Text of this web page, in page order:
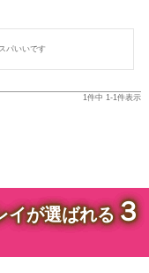
パいいです
1件中 1-1件表示
イが選ばれる３